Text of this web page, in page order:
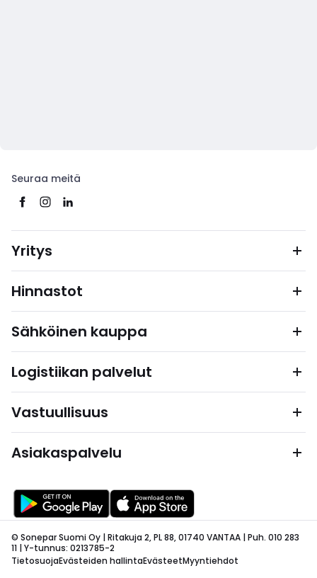
Seuraa meitä
Yritys
Hinnastot
Sähköinen kauppa
Logistiikan palvelut
Vastuullisuus
Asiakaspalvelu
© Sonepar Suomi Oy | Ritakuja 2, PL 88, 01740 VANTAA | Puh. 010 283
11 | Y-tunnus: 0213785-2
TietosuojaEvästeiden hallintaEvästeetMyyntiehdot